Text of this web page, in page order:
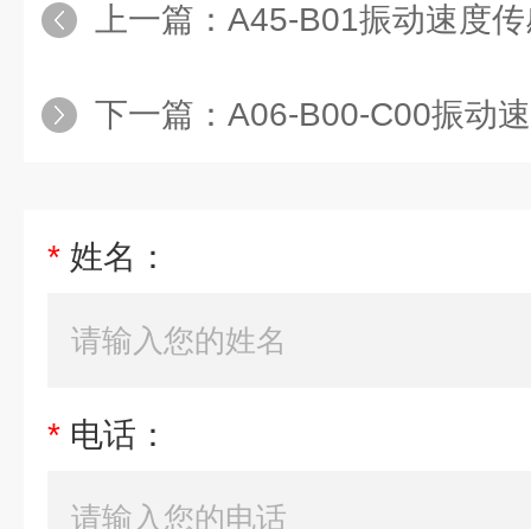
上一篇： A45-B01振动速度
下一篇： A06-B00-C00振动
* 姓名：
* 电话：